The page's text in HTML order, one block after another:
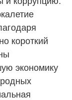
короткий
экономику